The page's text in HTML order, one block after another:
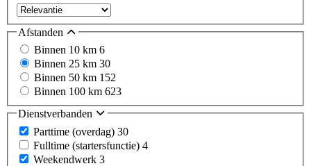
Afstanden
Binnen 10 km 6
Binnen 25 km 30
Binnen 50 km 152
Binnen 100 km 623
Dienstverbanden
Parttime (overdag) 30
Fulltime (startersfunctie) 4
Weekendwerk 3